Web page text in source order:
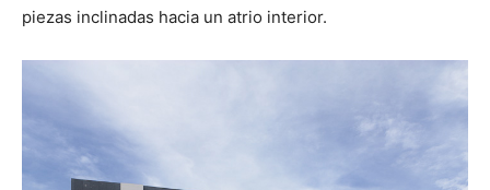
piezas inclinadas hacia un atrio interior.